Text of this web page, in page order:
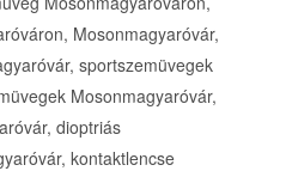
Mosonmagyaróvár,
sportszemüvegek
Mosonmagyaróvár,
dioptriás
kontaktlencse